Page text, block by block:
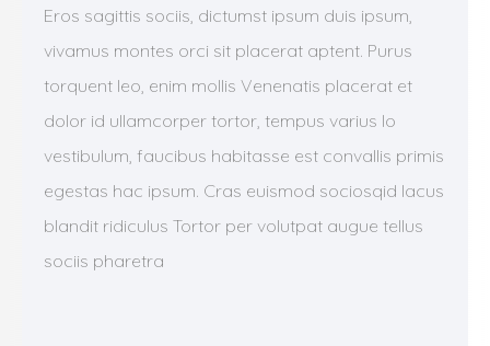
Eros sagittis sociis, dictumst ipsum duis ipsum,
vivamus montes orci sit placerat aptent. Purus
torquent leo, enim mollis Venenatis placerat et
dolor id ullamcorper tortor, tempus varius lo
vestibulum, faucibus habitasse est convallis primis
egestas hac ipsum. Cras euismod sociosqid lacus
blandit ridiculus Tortor per volutpat augue tellus
sociis pharetra